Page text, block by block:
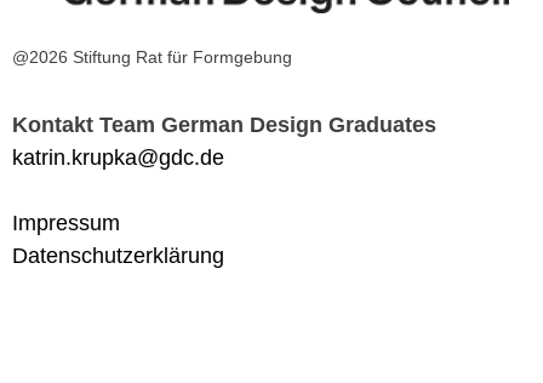
@2026 Stiftung Rat für Formgebung
Kontakt Team German Design Graduates
katrin.krupka@gdc.de
Impressum
Datenschutzerklärung